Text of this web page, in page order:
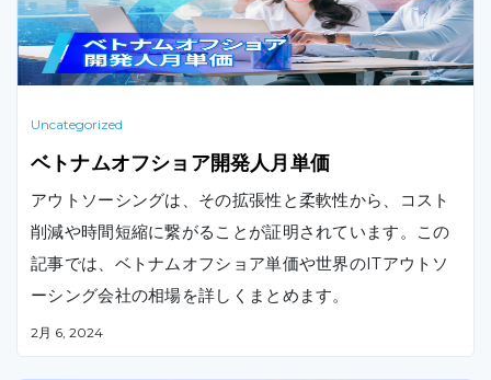
Uncategorized
ベトナムオフショア開発人月単価
アウトソーシングは、その拡張性と柔軟性から、コスト
削減や時間短縮に繋がることが証明されています。この
記事では、ベトナムオフショア単価や世界のITアウトソ
ーシング会社の相場を詳しくまとめます。
2月 6, 2024